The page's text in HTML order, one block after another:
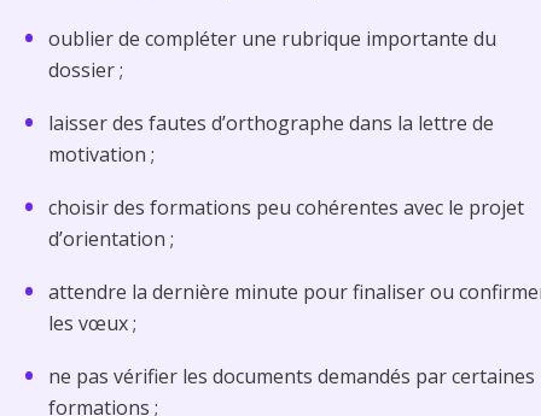
oublier de compléter une rubrique importante du
dossier ;
laisser des fautes d’orthographe dans la lettre de
motivation ;
choisir des formations peu cohérentes avec le projet
d’orientation ;
attendre la dernière minute pour finaliser ou
les vœux ;
ne pas vérifier les documents demandés par certaines
formations ;